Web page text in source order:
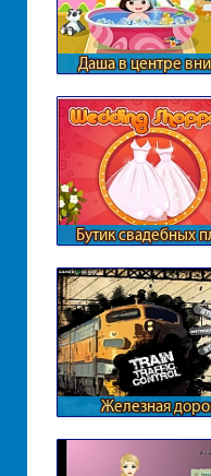
Даша в центре
Бутик свадебных
Железная